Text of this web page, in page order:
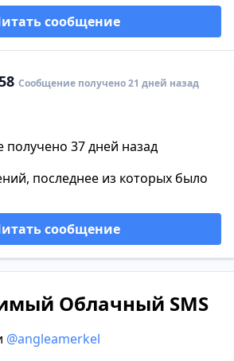
сообщение
Сообщение получено 21 дней назад
37 дней назад
последнее из которых было
сообщение
Облачный SMS
@angleamerkel